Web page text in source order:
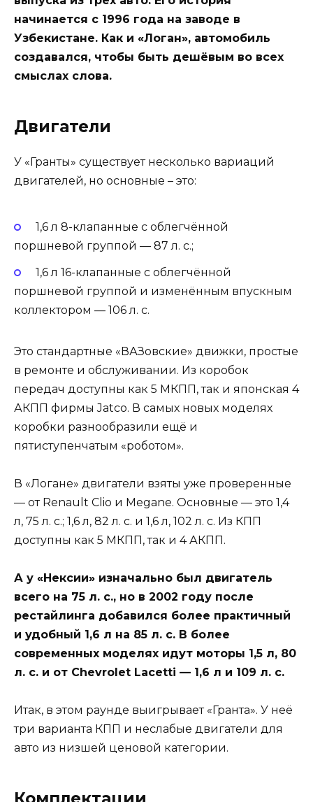
начинается с 1996 года на заводе в
Узбекистане. Как и «Логан», автомобиль
создавался, чтобы быть дешёвым во всех
смыслах слова.
Двигатели
У «Гранты» существует несколько вариаций
двигателей, но основные – это:
1,6 л 8-клапанные с облегчённой
поршневой группой — 87 л. с.;
1,6 л 16-клапанные с облегчённой
поршневой группой и изменённым впускным
коллектором — 106 л. с.
Это стандартные «ВАЗовские» движки, простые
в ремонте и обслуживании. Из коробок
передач доступны как 5 МКПП, так и японская 4
АКПП фирмы Jatco. В самых новых моделях
коробки разнообразили ещё и
пятиступенчатым «роботом».
В «Логане» двигатели взяты уже проверенные
— от Renault Clio и Megane. Основные — это 1,4
л, 75 л. с.; 1,6 л, 82 л. с. и 1,6 л, 102 л. с. Из КПП
доступны как 5 МКПП, так и 4 АКПП.
А у «Нексии» изначально был двигатель
всего на 75 л. с., но в 2002 году после
рестайлинга добавился более практичный
и удобный 1,6 л на 85 л. с. В более
современных моделях идут моторы 1,5 л, 80
л. с. и от Chevrolet Lacetti — 1,6 л и 109 л. с.
Итак, в этом раунде выигрывает «Гранта». У неё
три варианта КПП и неслабые двигатели для
авто из низшей ценовой категории.